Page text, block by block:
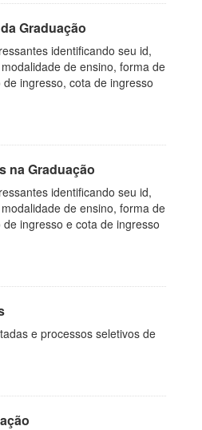
Graduação
identificando seu id,
de ensino, forma de
ingresso, cota de ingresso
na Graduação
identificando seu id,
de ensino, forma de
ingresso e cota de ingresso
e processos seletivos de